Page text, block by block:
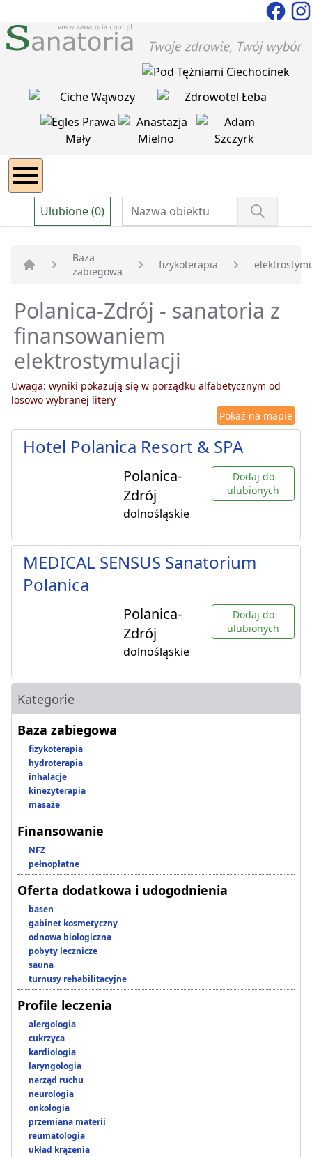
Ulubione (0)
Strona główna
Baza
zabiegowa
fizykoterapia
Polanica-Zdrój - sanatoria z
finansowaniem
elektrostymulacji
Uwaga: wyniki pokazują się w porządku alfabetycznym od
losowo wybranej litery
Pokaż na mapie
Hotel Polanica Resort & SPA
Polanica-
Zdrój
dolnośląskie
Dodaj do
ulubionych
MEDICAL SENSUS Sanatorium
Polanica
Polanica-
Zdrój
dolnośląskie
Dodaj do
ulubionych
Kategorie
Baza zabiegowa
fizykoterapia
hydroterapia
inhalacje
kinezyterapia
masaże
Finansowanie
NFZ
pełnopłatne
Oferta dodatkowa i udogodnienia
basen
gabinet kosmetyczny
odnowa biologiczna
pobyty lecznicze
sauna
turnusy rehabilitacyjne
Profile leczenia
alergologia
cukrzyca
kardiologia
laryngologia
narząd ruchu
neurologia
onkologia
przemiana materii
reumatologia
układ krążenia